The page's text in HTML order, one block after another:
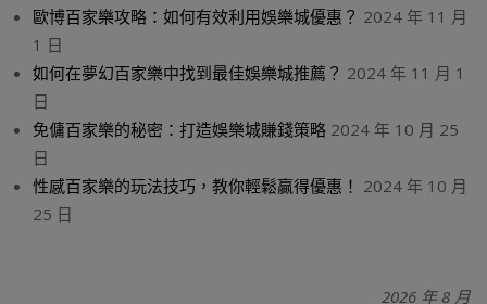
歐博百家樂攻略：如何有效利用娛樂城優惠？ 2024 年 11 月
1 日
如何在夢幻百家樂中找到最佳娛樂城推薦？ 2024 年 11 月 1
日
免傭百家樂的秘密：打造娛樂城賺錢策略 2024 年 10 月 25
日
性感百家樂的玩法技巧，教你輕鬆贏得優惠！ 2024 年 10 月
25 日
2026 年 8 月